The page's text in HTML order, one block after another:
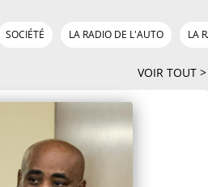
SOCIÉTÉ LA RADIO DE L'AUTO LA
VOIR TOUT >